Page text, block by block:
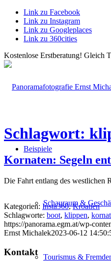
Link zu Facebook
Link zu Instagram
Link zu Googleplaces
Link zu 360cities
Kostenlose Erstberatung! Gleich
Beispiele
Schauraum &
Tourismus &
Schlagwort:
Kornaten: Segeln
Die Fahrt entlang des westlichen
Kategorien: Insta360,Kroatien
Schlagworte: boot, klippen,
https://panorama.egm.at/wp-
Ernst Michalek2023-06-12
Kontakt